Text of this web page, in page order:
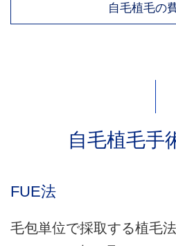
自毛植毛の
自毛植毛手
FUE法
毛包単位で採取する植毛